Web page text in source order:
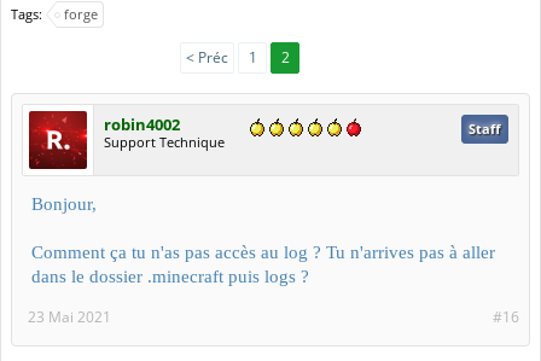
Tags: forge
< Préc 1 2
robin4002
Support Technique
Staff
Bonjour,
Comment ça tu n'as pas accès au log ? Tu n'arrives pas à aller
dans le dossier .minecraft puis logs ?
#16
23 Mai 2021